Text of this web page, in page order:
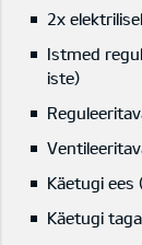
2x
Istmed
iste)
Käetugi ees
Käetugi